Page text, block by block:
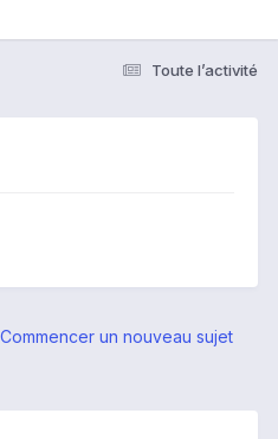
Toute l’activité
Commencer un nouveau sujet